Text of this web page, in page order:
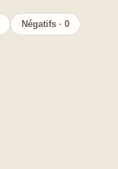
Négatifs · 0